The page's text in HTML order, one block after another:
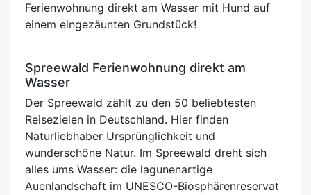
Ferienwohnung direkt am Wasser mit Hund auf
einem eingezäunten Grundstück!
Spreewald Ferienwohnung direkt am
Wasser
Der Spreewald zählt zu den 50 beliebtesten
Reisezielen in Deutschland. Hier finden
Naturliebhaber Ursprünglichkeit und
wunderschöne Natur. Im Spreewald dreht sich
alles ums Wasser: die lagunenartige
Auenlandschaft im UNESCO-Biosphärenreservat